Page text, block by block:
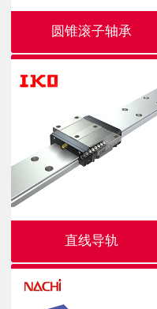
圆锥滚子轴承
直线导轨